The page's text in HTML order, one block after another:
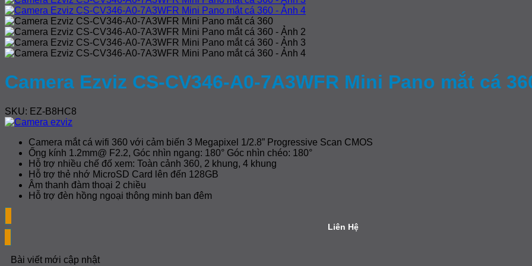
Camera Ezviz CS-CV346-A0-7A3WFR Mini Pano mắt cá
SKU: EZ-B8HC8
Camera mắt cá wifi 360 với cảm biến 3 Megapixel 1/2.8” Progressive Scan CMOS
Ống kính 1.2mm@ F2.2, Góc nhìn ngang: 180° Góc nhìn chéo: 180°
Hỗ trợ nhiều chế đố xem: Toàn cảnh 360, 2 khung, 4 khung
Hỗ trợ thẻ nhớ MicroSD Card lên đến 128GB
Âm thanh đàm thoại 2 chiều
Hỗ trợ đèn hồng ngoại thông minh ban đêm
Liên Hệ
Bài viết mới cập nhật